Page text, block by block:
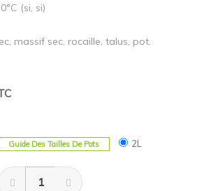
(si, si)
massif sec, rocaille, talus, pot.
Guide Des Tailles De Pots 2L